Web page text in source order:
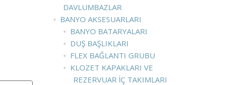
DAVLUMBAZLAR
BANYO AKSESUARLARI
BANYO BATARYALARI
DUŞ BAŞLIKLARI
FLEX BAĞLANTI GRUBU
KLOZET KAPAKLARI VE
REZERVUAR İÇ TAKIMLARI